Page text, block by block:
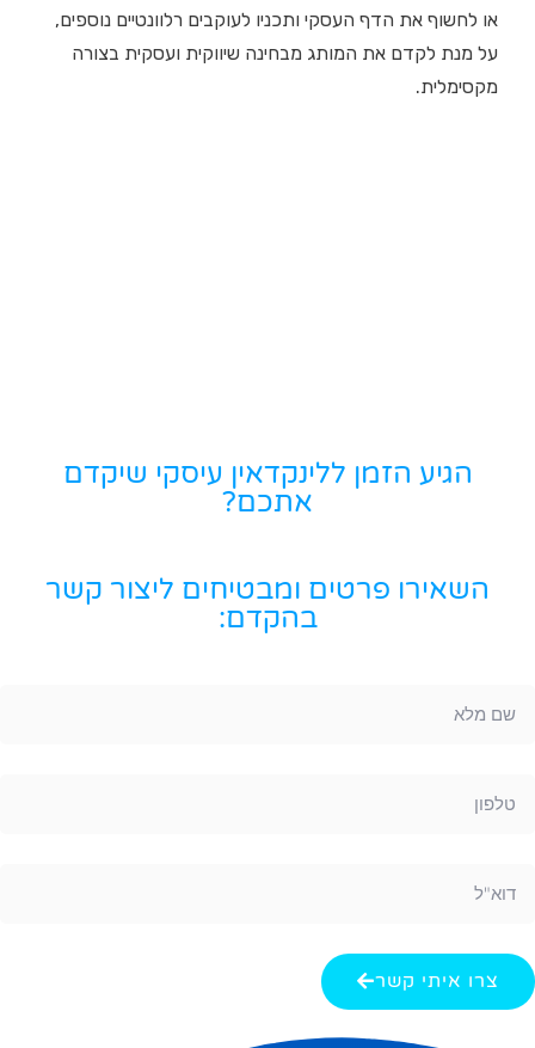
או לחשוף את הדף העסקי ותכניו לעוקבים רלוונטיים נוספים,
על מנת לקדם את המותג מבחינה שיווקית ועסקית בצורה
מקסימלית.
הגיע הזמן ללינקדאין עיסקי שיקדם
אתכם?
השאירו פרטים ומבטיחים ליצור קשר
בהקדם:
צרו איתי קשר